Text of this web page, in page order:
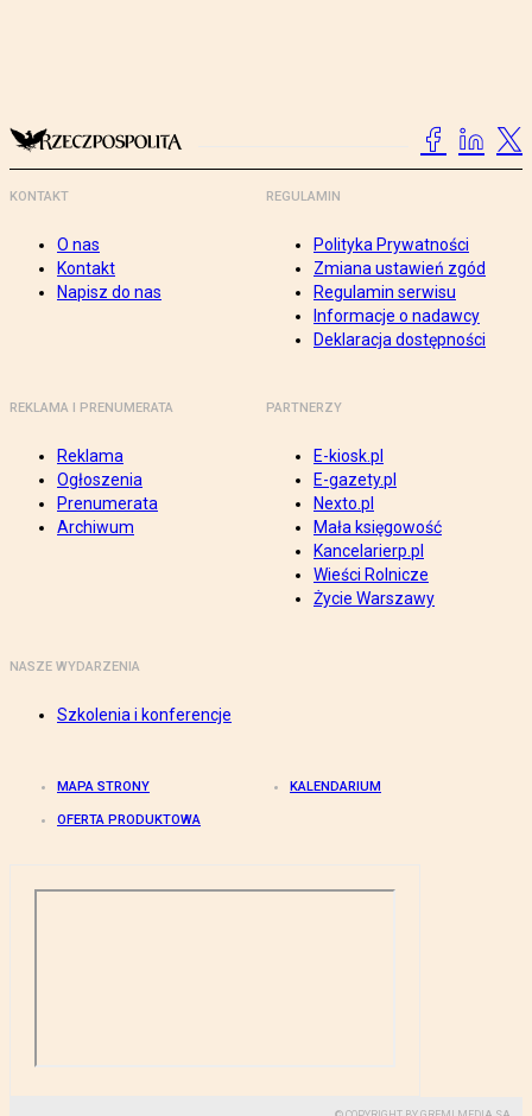
KONTAKT
O nas
Kontakt
Napisz do nas
REGULAMIN
Polityka Prywatności
Zmiana ustawień zgód
Regulamin serwisu
Informacje o nadawcy
Deklaracja dostępności
REKLAMA I PRENUMERATA
Reklama
Ogłoszenia
Prenumerata
Archiwum
PARTNERZY
E-kiosk.pl
E-gazety.pl
Nexto.pl
Mała księgowość
Kancelarierp.pl
Wieści Rolnicze
Życie Warszawy
NASZE WYDARZENIA
Szkolenia i konferencje
MAPA STRONY KALENDARIUM
OFERTA PRODUKTOWA